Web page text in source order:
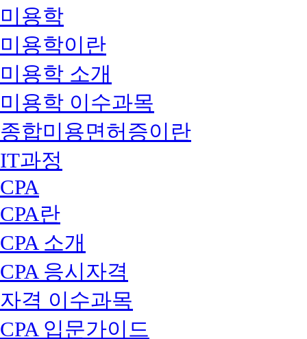
미용학
미용학이란
미용학 소개
미용학 이수과목
종합미용면허증이란
IT과정
CPA
CPA란
CPA 소개
CPA 응시자격
자격 이수과목
CPA 입문가이드